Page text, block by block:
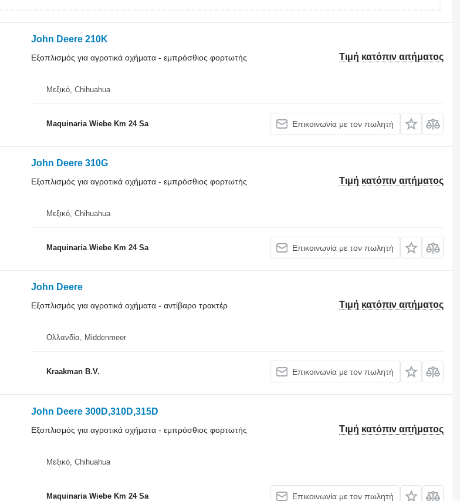
John Deere 210K
Τιμή κατόπιν αιτήματος
Εξοπλισμός για αγροτικά οχήματα - εμπρόσθιος φορτωτής
Μεξικό, Chihuahua
Maquinaria Wiebe Km 24 Sa Επικοινωνία με τον πωλητή
John Deere 310G
Τιμή κατόπιν αιτήματος
Εξοπλισμός για αγροτικά οχήματα - εμπρόσθιος φορτωτής
Μεξικό, Chihuahua
Maquinaria Wiebe Km 24 Sa Επικοινωνία με τον πωλητή
John Deere
Τιμή κατόπιν αιτήματος
Εξοπλισμός για αγροτικά οχήματα - αντίβαρο τρακτέρ
Ολλανδία, Middenmeer
Kraakman B.V. Επικοινωνία με τον πωλητή
John Deere 300D,310D,315D
Τιμή κατόπιν αιτήματος
Εξοπλισμός για αγροτικά οχήματα - εμπρόσθιος φορτωτής
Μεξικό, Chihuahua
Maquinaria Wiebe Km 24 Sa Επικοινωνία με τον πωλητή